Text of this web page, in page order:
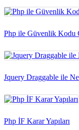
Php ile Güvenlik Kodu
Jquery Draggable ile
Php İF Karar Yapıları